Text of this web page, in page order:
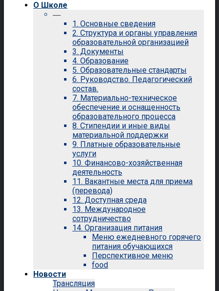
О Школе
—
1. Основные сведения
2. Структура и органы управления
образовательной организацией
3. Документы
4. Образование
5. Образовательные стандарты
6. Руководство. Педагогический
состав.
7. Материально-техническое
обеспечение и оснащенность
образовательного процесса
8. Стипендии и иные виды
материальной поддержки
9. Платные образовательные
услуги
10. Финансово-хозяйственная
деятельность
11. Вакантные места для приема
(перевода)
12. Доступная среда
13. Международное
сотрудничество
14. Организация питания
Меню ежедневного горячего
питания обучающихся
Перспективное меню
food
Новости
Трансляция